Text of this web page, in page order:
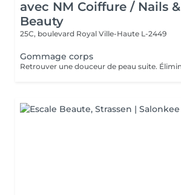
avec NM Coiffure / Nails &
Beauty
25C, boulevard Royal Ville-Haute L-2449
Gommage corps